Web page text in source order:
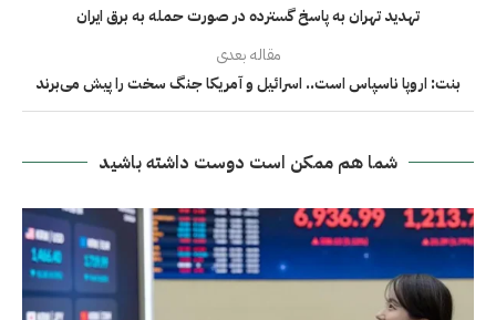
تهدید تهران به پاسخ گسترده در صورت حمله به برق ایران
مقاله بعدی
بنت: اروپا ناسپاس است.. اسرائیل و آمریکا جنگ سخت را پیش می‌برند
شما هم ممکن است دوست داشته باشید